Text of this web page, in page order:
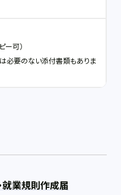
ー可）
必要のない添付書類もありま
就業規則作成届